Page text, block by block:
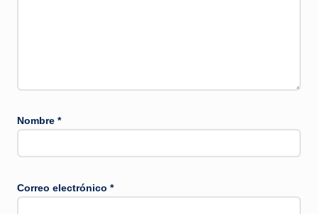
Nombre *
Correo electrónico *